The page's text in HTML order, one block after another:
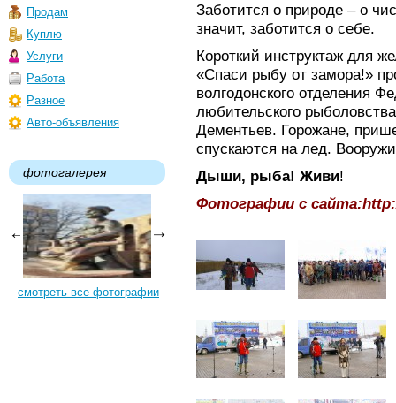
Продам
Куплю
Услуги
Работа
Разное
Авто-объявления
фотогалерея
смотреть все фотографии
Заботится о природе – о
значит, заботится о себе.
Короткий инструктаж для
«Спаси рыбу от замора!»
волгодонского отделения
любительского
Дементьев. Горожане,
спускаются на лед.
Дыши, рыба! Живи!
Фотографии с